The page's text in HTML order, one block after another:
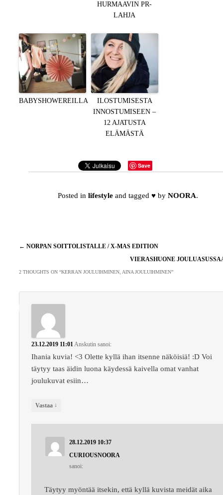
HURMAAVIN PR-
LAHJA
BABYSHOWEREILLA
ILOSTUMISESTA
INNOSTUMISEEN –
12 AJATUSTA
ELÄMÄSTÄ
Save
Posted inlifestyle and tagged♥ byNOORA.
Artikkelien
← NORPAN SOITTOLISTALLE / X-MAS EDITION
VIERASHUONE
2 THOUGHTS ON “KERRAN JOULUIHMINEN, AINA JOULUIHMINEN”
23.12.2019 11:01Anskutin sanoi:
Ihania kuvia! <3 Olette kyllä ihan itsenne näköisiä! :D Voi
täytyy taas äidin luona käydessä kaivella omat vanhat
joulukuvat esiin…
Vastaa ↓
28.12.2019 10:37
CURIOUSNOORA
sanoi:
Täytyy myöntää itsekin, että kyllä kuvista meidät aika